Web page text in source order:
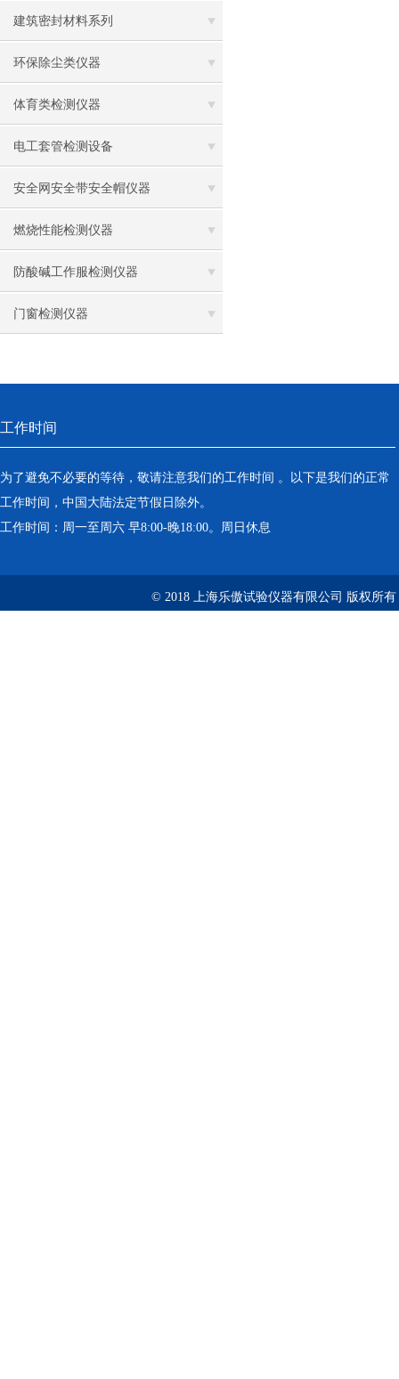
建筑密封材料系列
环保除尘类仪器
体育类检测仪器
电工套管检测设备
安全网安全带安全帽仪器
燃烧性能检测仪器
防酸碱工作服检测仪器
门窗检测仪器
工作时间
为了避免不必要的等待，敬请注意我们的工作时间 。以下是我们的正常
工作时间，中国大陆法定节假日除外。
工作时间：周一至周六 早8:00-晚18:00。周日休息
© 2018 上海乐傲试验仪器有限公司 版权所